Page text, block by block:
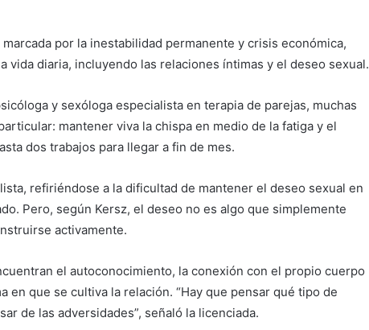
por la inestabilidad permanente y crisis económica,
vida diaria, incluyendo las relaciones íntimas y el deseo sexual.
y sexóloga especialista en terapia de parejas, muchas
mantener viva la chispa en medio de la fatiga y el
dos trabajos para llegar a fin de mes.
refiriéndose a la dificultad de mantener el deseo sexual en
Pero, según Kersz, el deseo no es algo que simplemente
activamente.
el autoconocimiento, la conexión con el propio cuerpo
en que se cultiva la relación. “Hay que pensar qué tipo de
de las adversidades”, señaló la licenciada.